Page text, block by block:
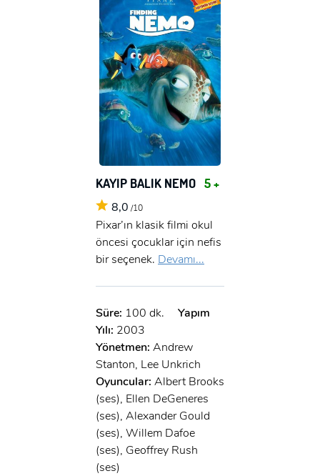
KAYIP BALIK NEMO 5 +
8,0 /10
Pixar’ın klasik filmi okul
öncesi çocuklar için nefis
bir seçenek. Devamı...
Süre: 100 dk.
Yapım
Yılı: 2003
Yönetmen: Andrew
Stanton, Lee Unkrich
Oyuncular: Albert Brooks
(ses), Ellen DeGeneres
(ses), Alexander Gould
(ses), Willem Dafoe
(ses), Geoffrey Rush
(ses)